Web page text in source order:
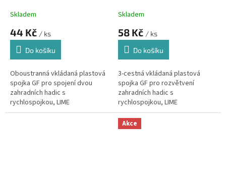
Skladem
44 Kč / ks
Do košíku
Oboustranná vkládaná plastová
spojka GF pro spojení dvou
zahradních hadic s
rychlospojkou, LIME
Skladem
58 Kč / ks
Do košíku
3-cestná vkládaná plastová
spojka GF pro rozvětvení
zahradních hadic s
rychlospojkou, LIME
Akce